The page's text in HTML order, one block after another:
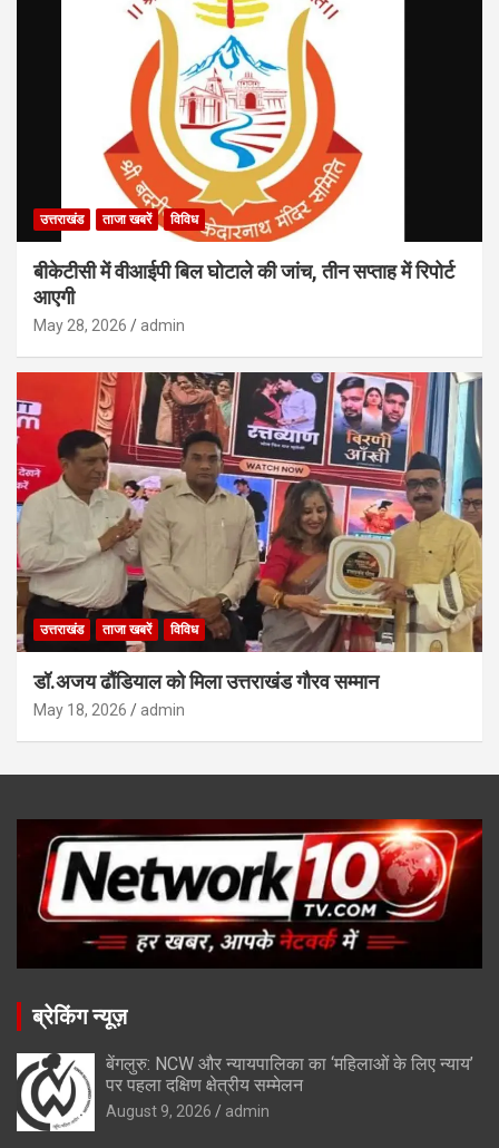
उत्तराखंड ताजा खबरें विविध
बीकेटीसी में वीआईपी बिल घोटाले की जांच, तीन सप्ताह में रिपोर्ट
आएगी
May 28, 2026 admin
उत्तराखंड ताजा खबरें विविध
डॉ.अजय ढौंडियाल को मिला उत्तराखंड गौरव सम्मान
May 18, 2026 admin
ब्रेकिंग न्यूज़
बेंगलुरु: NCW और न्यायपालिका का ‘महिलाओं के लिए न्याय’
पर पहला दक्षिण क्षेत्रीय सम्मेलन
August 9, 2026 admin